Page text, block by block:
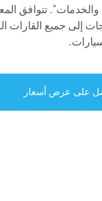
إلى جميع القارات
على عرض أسعار